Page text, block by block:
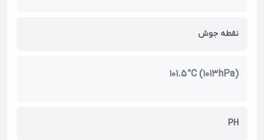
نقطه جوش
101.5 °C (1013 hPa)
PH